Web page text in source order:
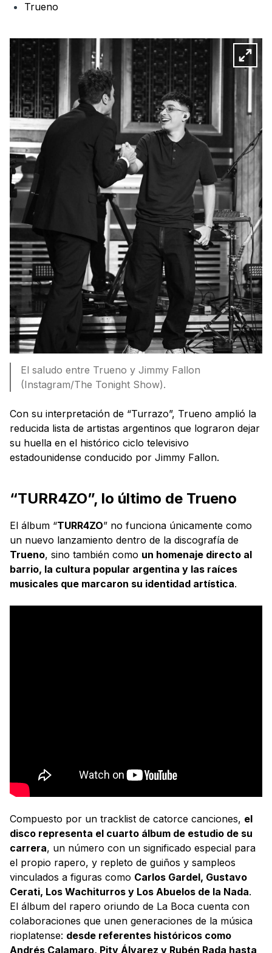
Trueno
El saludo entre Trueno y Jimmy Fallon
(Instagram/The Tonight Show).
Con su interpretación de “Turrazo”, Trueno amplió la
reducida lista de artistas argentinos que lograron dejar
su huella en el histórico ciclo televisivo
estadounidense conducido por Jimmy Fallon.
“TURR4ZO”, lo último de Trueno
El álbum “TURR4ZO” no funciona únicamente como
un nuevo lanzamiento dentro de la discografía de
Trueno, sino también como un homenaje directo al
barrio, la cultura popular argentina y las raíces
musicales que marcaron su identidad artística.
Compuesto por un tracklist de catorce canciones, el
disco representa el cuarto álbum de estudio de su
carrera, un número con un significado especial para
el propio rapero, y repleto de guiños y sampleos
vinculados a figuras como Carlos Gardel, Gustavo
Cerati, Los Wachiturros y Los Abuelos de la Nada.
El álbum del rapero oriundo de La Boca cuenta con
colaboraciones que unen generaciones de la música
rioplatense: desde referentes históricos como
Andrés Calamaro, Pity Álvarez y Rubén Rada hasta